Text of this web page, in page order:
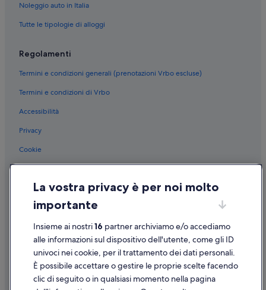
Noleggio auto in Italia
Tutte le tipologie di alloggi
Regolamenti
Termini e condizioni generali (prenotazioni Vrbo escluse)
Termini e condizioni di Vrbo
Accessibilità
Privacy
Cookie
Informazioni legali/Contatti
Linee guida sui contenuti e segnalazione dei contenuti
Supporto
Assistenza clienti
Contattaci
La vostra privacy è per noi molto
importante
Insieme ai nostri16 partner archiviamo e/o accediamo
alle informazioni sul dispositivo dell'utente, come gli ID
univoci nei cookie, per il trattamento dei dati personali.
È possibile accettare o gestire le proprie scelte facendo
clic di seguito o in qualsiasi momento nella pagina